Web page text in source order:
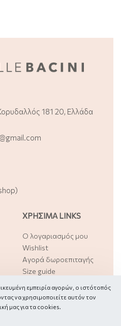
181 20, Ελλάδα
ΧΡΗΣΙΜΑ LINKS
Ο λογαριασμός μου
Wishlist
Αγορά δωροεπιταγής
Size guide
Find our store
Cookies
εμπειρία αγορών, ο ιστότοπός
να χρησιμοποιείτε αυτόν τον
μας για τα cookies.